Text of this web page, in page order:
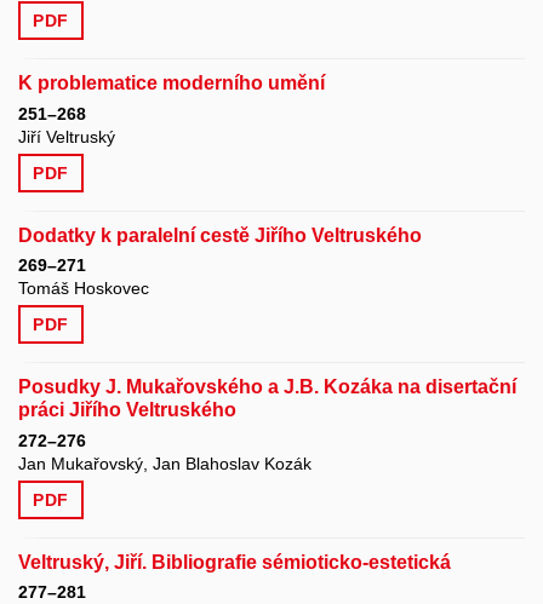
PDF
K problematice moderního umění
251–268
Jiří Veltruský
PDF
Dodatky k paralelní cestě Jiřího Veltruského
269–271
Tomáš Hoskovec
PDF
Posudky J. Mukařovského a J.B. Kozáka na disertační
práci Jiřího Veltruského
272–276
Jan Mukařovský, Jan Blahoslav Kozák
PDF
Veltruský, Jiří. Bibliografie sémioticko-estetická
277–281